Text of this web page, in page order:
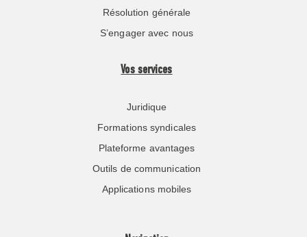
Résolution générale
S’engager avec nous
Vos services
Juridique
Formations syndicales
Plateforme avantages
Outils de communication
Applications mobiles